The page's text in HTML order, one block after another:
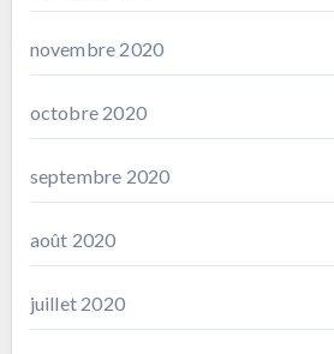
novembre 2020
octobre 2020
septembre 2020
août 2020
juillet 2020